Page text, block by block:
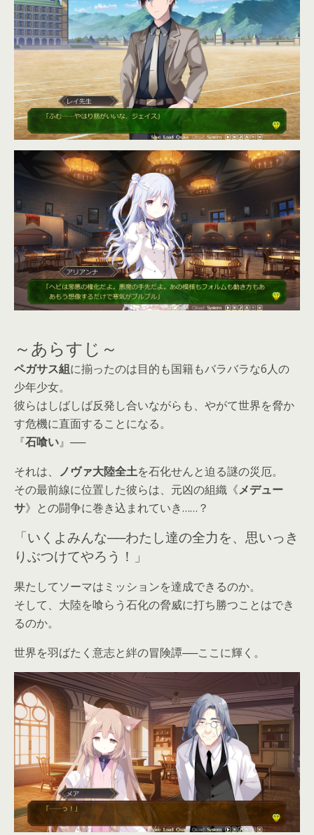
～あらすじ～
ペガサス組に揃ったのは目的も国籍もバラバラな6人の
少年少女。
彼らはしばしば反発し合いながらも、やがて世界を脅か
す危機に直面することになる。
『石喰い』──
それは、 ノヴァ大陸全土を石化せんと迫る謎の災厄。
その最前線に位置した彼らは、元凶の組織《メデュー
サ》との闘争に巻き込まれていき……？
「いくよみんな──わたし達の全力を、思いっき
りぶつけてやろう！」
果たしてソーマはミッションを達成できるのか。
そして、大陸を喰らう石化の脅威に打ち勝つことはでき
るのか。
世界を羽ばたく意志と絆の冒険譚──ここに輝く。